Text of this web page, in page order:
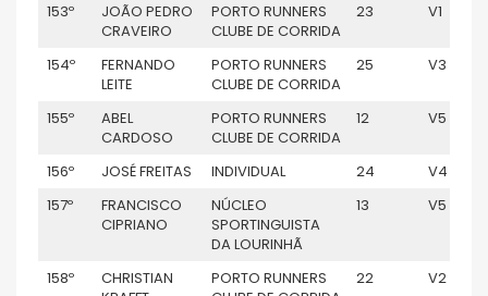
153º
JOÃO PEDRO
CRAVEIRO
PORTO RUNNERS
CLUBE DE CORRIDA
23 V1
154º
FERNANDO
LEITE
PORTO RUNNERS
CLUBE DE CORRIDA
25 V3
155º
ABEL
CARDOSO
PORTO RUNNERS
CLUBE DE CORRIDA
12 V5
156º JOSÉ FREITAS INDIVIDUAL 24
V4
157º
FRANCISCO
CIPRIANO
NÚCLEO
SPORTINGUISTA
DA LOURINHÃ
13 V5
158º
CHRISTIAN
PORTO RUNNERS
22 V2